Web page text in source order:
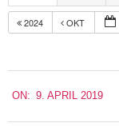
2024 OKT
04-
09
ON: 9. APRIL 2019